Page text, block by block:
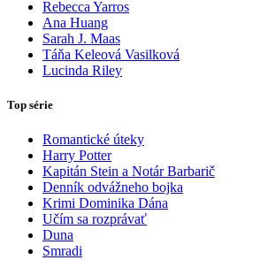
Rebecca Yarros
Ana Huang
Sarah J. Maas
Táňa Keleová Vasilková
Lucinda Riley
Top série
Romantické úteky
Harry Potter
Kapitán Stein a Notár Barbarič
Denník odvážneho bojka
Krimi Dominika Dána
Učím sa rozprávať
Duna
Smradi